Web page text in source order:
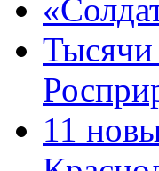
Тысячи
11